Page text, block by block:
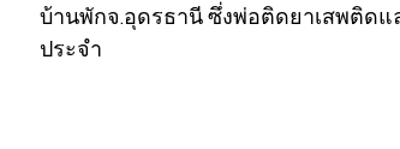
บ้านพักจ.อุดรธานี ซึ่งพ่อติดยาเสพติดแ
ประจำ